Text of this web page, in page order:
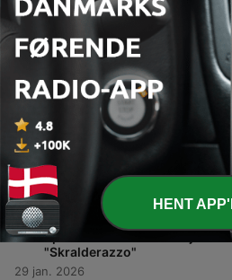
33
Episode 32: Blot en super
en lille familie”.
12 mar. 2026
32 - Episode 31: Hvordan undgår
med VÆRDIG!
26 feb. 2026
31 - Episode 30: Der er en STORM
vi flere kvindelige kollegaer?
12 feb. 2026
30 - Episode 29: En Max ildsjæl -
"Skralderazzo"
29 jan. 2026
HENT